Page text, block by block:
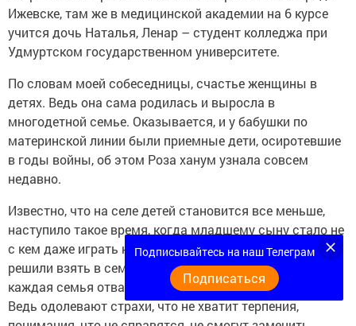
Ижевске, там же в медицинской академии на 6 курсе
учится дочь Наталья, Ленар – студент колледжа при
Удмуртском государственном университете.
По словам моей собеседницы, счастье женщины в
детях. Ведь она сама родилась и выросла в
многодетной семье. Оказывается, и у бабушки по
материнской линии были приемные дети, осиротевшие
в годы войны, об этом Роза ханум узнала совсем
недавно.
Известно, что на селе детей становится все меньше,
наступило такое время, когда младшему сыну стало не
с кем даже играть на улице, и в 2010 году супруги
решили взять в семью приемного ребенка. Конечно, не
каждая семья отважится на такой ответственный шаг.
Ведь одолевают страхи, что не хватит терпения,
Подписывайтесь на наш Телеграм
Подписаться